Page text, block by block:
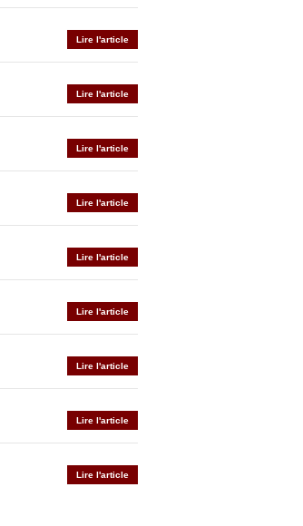
Lire l'article
Lire l'article
Lire l'article
Lire l'article
Lire l'article
Lire l'article
Lire l'article
Lire l'article
Lire l'article